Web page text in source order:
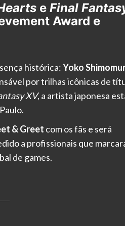
e Final
Award e
histórica:Yoko
por trilhas icônicas de
XV, a artista japonesa
& Greet com os fãs e será
a profissionais que
de games.